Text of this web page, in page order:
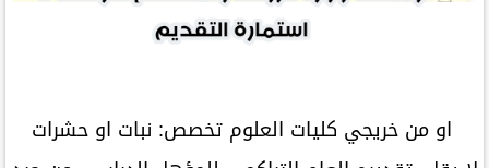
او من خريجي كليات العلوم تخصص: نبات او حشرات